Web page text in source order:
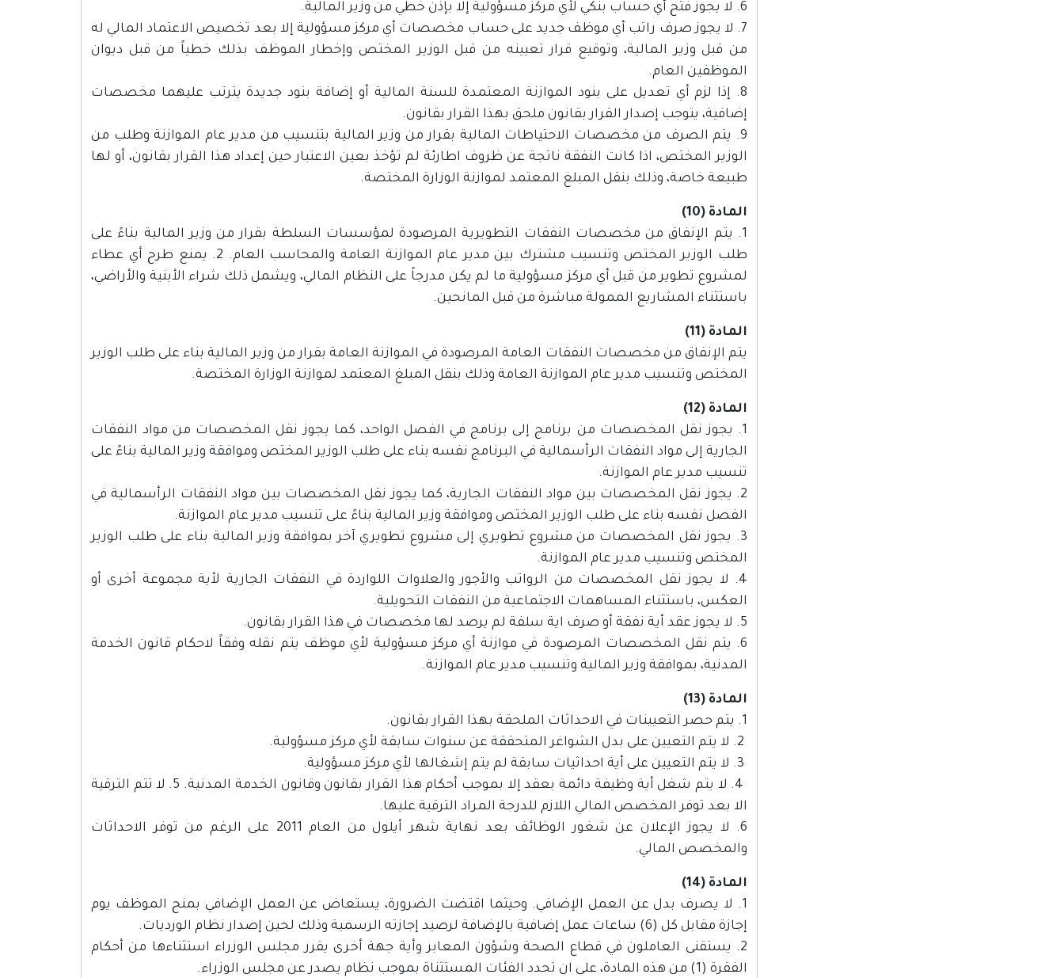
6. لا يجوز فتح أي حساب بنكي لأي مركز مسؤولية إلا بإذن خطي من وزير المالية.
7. لا يجوز صرف راتب أي موظف جديد على حساب مخصصات أي مركز مسؤولية إلا بعد تخصيص الاعتماد المالي له
من قبل وزير المالية، وتوقيع قرار تعيينه من قبل الوزير المختص وإخطار الموظف بذلك خطياً من قبل ديوان
الموظفين العام.
8. إذا لزم أي تعديل على بنود الموازنة المعتمدة للسنة المالية أو إضافة بنود جديدة يترتب عليهما مخصصات
إضافية، يتوجب إصدار القرار بقانون ملحق بهذا القرار بقانون.
9. يتم الصرف من مخصصات الاحتياطات المالية بقرار من وزير المالية بتنسيب من مدير عام الموازنة وطلب من
الوزير المختص، اذا كانت النفقة ناتجة عن ظروف اطارئة لم تؤخذ بعين الاعتبار حين إعداد هذا القرار بقانون، أو لها
طبيعة خاصة، وذلك بنقل المبلغ المعتمد لموازنة الوزارة المختصة.
المادة (10)
1. يتم الإنفاق من مخصصات النفقات التطويرية المرصودة لمؤسسات السلطة بقرار من وزير المالية بناءً على
طلب الوزير المختص وتنسيب مشترك بين مدير عام الموازنة العامة والمحاسب العام. 2. يمنع طرح أي عطاء
لمشروع تطوير من قبل أي مركز مسؤولية ما لم يكن مدرجاً على النظام المالي، ويشمل ذلك شراء الأبنية والأراضي،
باستثناء المشاريع الممولة مباشرة من قبل المانحين.
المادة (11)
يتم الإنفاق من مخصصات النفقات العامة المرصودة في الموازنة العامة بقرار من وزير المالية بناء على طلب الوزير
المختص وتنسيب مدير عام الموازنة العامة وذلك بنقل المبلغ المعتمد لموازنة الوزارة المختصة.
المادة (12)
1. يجوز نقل المخصصات من برنامج إلى برنامج في الفصل الواحد، كما يجوز نقل المخصصات من مواد النفقات
الجارية إلى مواد النفقات الرأسمالية في البرنامج نفسه بناء على طلب الوزير المختص وموافقة وزير المالية بناءً على
تنسيب مدير عام الموازنة.
2. يجوز نقل المخصصات بين مواد النفقات الجارية، كما يجوز نقل المخصصات بين مواد النفقات الرأسمالية في
الفصل نفسه بناء على طلب الوزير المختص وموافقة وزير المالية بناءً على تنسيب مدير عام الموازنة.
3. يجوز نقل المخصصات من مشروع تطويري إلى مشروع تطويري آخر بموافقة وزير المالية بناء على طلب الوزير
المختص وتنسيب مدير عام الموازنة.
4. لا يجوز نقل المخصصات من الرواتب والأجور والعلاوات اللواردة في النفقات الجارية لأية مجموعة أخرى أو
العكس، باستثناء المساهمات الاجتماعية من النفقات التحويلية.
5. لا يجوز عقد أية نفقة أو صرف اية سلفة لم يرصد لها مخصصات في هذا القرار بقانون.
6. يتم نقل المخصصات المرصودة في موازنة أي مركز مسؤولية لأي موظف يتم نقله وفقاً لاحكام قانون الخدمة
المدنية، بموافقة وزير المالية وتنسيب مدير عام الموازنة.
المادة (13)
1. يتم حصر التعيينات في الاحداثات الملحقة بهذا القرار بقانون.
4. لا يتم شغل أية وظيفة دائمة بعقد إلا بموجب أحكام هذا القرار بقانون وقانون الخدمة المدنية. 5. لا تتم الترقية
الا بعد توفر المخصص المالي اللازم للدرجة المراد الترقية عليها.
6. لا يجوز الإعلان عن شغور الوظائف بعد نهاية شهر أيلول من العام 2011 على الرغم من توفر الاحداثات
والمخصص المالي.
المادة (14)
1. لا يصرف بدل عن العمل الإضافي. وحيثما اقتضت الضرورة، يستعاض عن العمل الإضافي بمنح الموظف يوم
إجازة مقابل كل (6) ساعات عمل إضافية بالإضافة لرصيد إجازته الرسمية وذلك لحين إصدار نظام الورديات.
2. يستقنى العاملون في قطاع الصحة وشؤون المعابر وأية جهة أخرى يقرر مجلس الوزراء استثناءها من أحكام
الفقرة (1) من هذه المادة، على ان تحدد الفئات المستثناة بموجب نظام يصدر عن مجلس الوزراء.